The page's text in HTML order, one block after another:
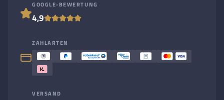
GOOGLE-BEWERTUNG
4,9
ZAHLARTEN
VERSAND